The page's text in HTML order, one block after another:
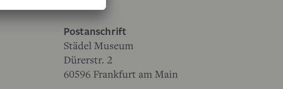
Postanschrift
Städel Museum
Dürerstr. 2
60596 Frankfurt am Main